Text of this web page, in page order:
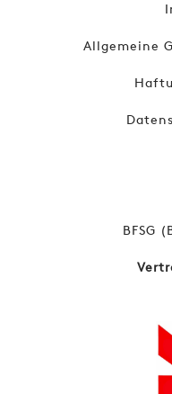
Allgemeine
BFSG